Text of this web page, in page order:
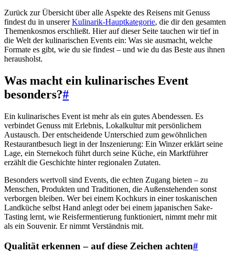
Zurück zur Übersicht über alle Aspekte des Reisens mit Genuss
findest du in unsererKulinarik-Hauptkategorie, die dir den gesamten
Themenkosmos erschließt. Hier auf dieser Seite tauchen wir tief in
die Welt der kulinarischen Events ein: Was sie ausmacht, welche
Formate es gibt, wie du sie findest – und wie du das Beste aus ihnen
herausholst.
Was macht ein kulinarisches Event
besonders?#
Ein kulinarisches Event ist mehr als ein gutes Abendessen. Es
verbindet Genuss mit Erlebnis, Lokalkultur mit persönlichem
Austausch. Der entscheidende Unterschied zum gewöhnlichen
Restaurantbesuch liegt in der Inszenierung: Ein Winzer erklärt seine
Lage, ein Sternekoch führt durch seine Küche, ein Marktführer
erzählt die Geschichte hinter regionalen Zutaten.
Besonders wertvoll sind Events, die echten Zugang bieten – zu
Menschen, Produkten und Traditionen, die Außenstehenden sonst
verborgen bleiben. Wer bei einem Kochkurs in einer toskanischen
Landküche selbst Hand anlegt oder bei einem japanischen Sake-
Tasting lernt, wie Reisfermentierung funktioniert, nimmt mehr mit
als ein Souvenir. Er nimmt Verständnis mit.
Qualität erkennen – auf diese Zeichen achten#